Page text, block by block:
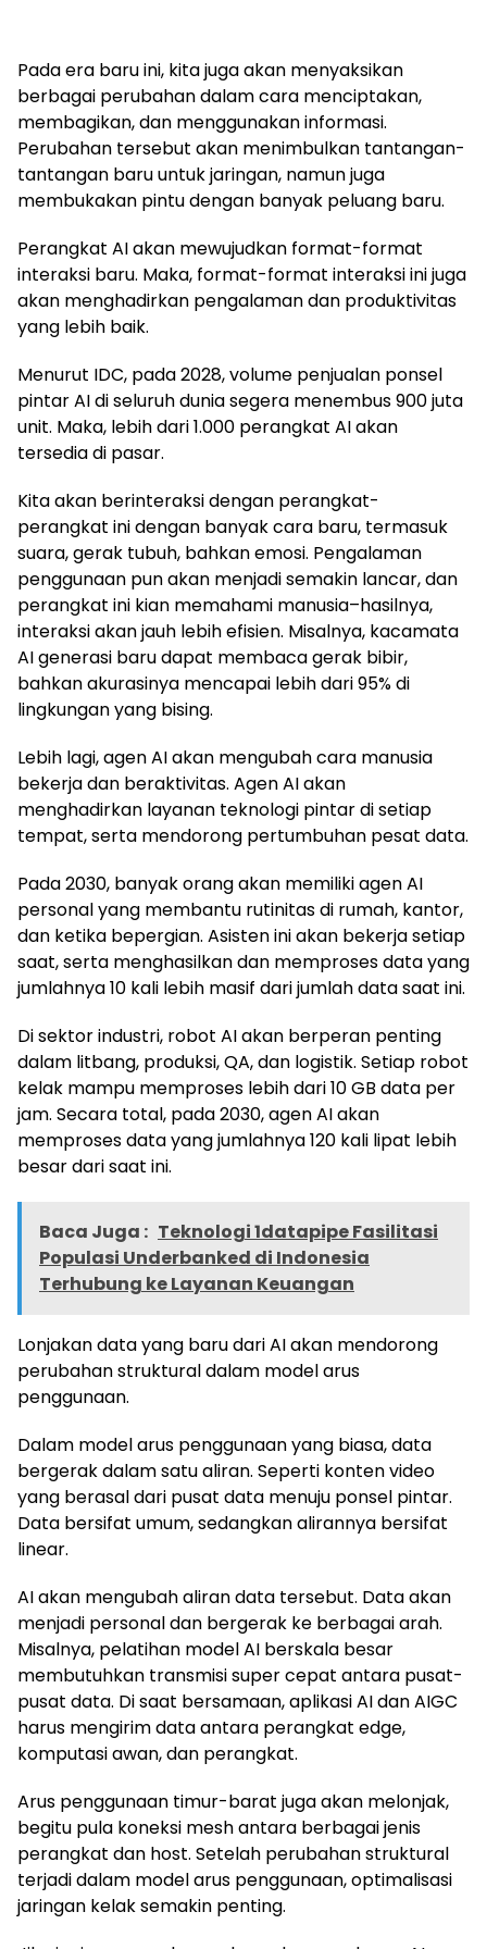
Pada era baru ini, kita juga akan menyaksikan
berbagai perubahan dalam cara menciptakan,
membagikan, dan menggunakan informasi.
Perubahan tersebut akan menimbulkan tantangan-
tantangan baru untuk jaringan, namun juga
membukakan pintu dengan banyak peluang baru.
Perangkat AI akan mewujudkan format-format
interaksi baru. Maka, format-format interaksi ini juga
akan menghadirkan pengalaman dan produktivitas
yang lebih baik.
Menurut IDC, pada 2028, volume penjualan ponsel
pintar AI di seluruh dunia segera menembus 900 juta
unit. Maka, lebih dari 1.000 perangkat AI akan
tersedia di pasar.
Kita akan berinteraksi dengan perangkat-
perangkat ini dengan banyak cara baru, termasuk
suara, gerak tubuh, bahkan emosi. Pengalaman
penggunaan pun akan menjadi semakin lancar, dan
perangkat ini kian memahami manusia–hasilnya,
interaksi akan jauh lebih efisien. Misalnya, kacamata
AI generasi baru dapat membaca gerak bibir,
bahkan akurasinya mencapai lebih dari 95% di
lingkungan yang bising.
Lebih lagi, agen AI akan mengubah cara manusia
bekerja dan beraktivitas. Agen AI akan
menghadirkan layanan teknologi pintar di setiap
tempat, serta mendorong pertumbuhan pesat data.
Pada 2030, banyak orang akan memiliki agen AI
personal yang membantu rutinitas di rumah, kantor,
dan ketika bepergian. Asisten ini akan bekerja setiap
saat, serta menghasilkan dan memproses data yang
jumlahnya 10 kali lebih masif dari jumlah data saat ini.
Di sektor industri, robot AI akan berperan penting
dalam litbang, produksi, QA, dan logistik. Setiap robot
kelak mampu memproses lebih dari 10 GB data per
jam. Secara total, pada 2030, agen AI akan
memproses data yang jumlahnya 120 kali lipat lebih
besar dari saat ini.
Baca Juga : Teknologi 1datapipe Fasilitasi
Populasi Underbanked di Indonesia
Terhubung ke Layanan Keuangan
Lonjakan data yang baru dari AI akan mendorong
perubahan struktural dalam model arus
penggunaan.
Dalam model arus penggunaan yang biasa, data
bergerak dalam satu aliran. Seperti konten video
yang berasal dari pusat data menuju ponsel pintar.
Data bersifat umum, sedangkan alirannya bersifat
linear.
AI akan mengubah aliran data tersebut. Data akan
menjadi personal dan bergerak ke berbagai arah.
Misalnya, pelatihan model AI berskala besar
membutuhkan transmisi super cepat antara pusat-
pusat data. Di saat bersamaan, aplikasi AI dan AIGC
harus mengirim data antara perangkat edge,
komputasi awan, dan perangkat.
Arus penggunaan timur-barat juga akan melonjak,
begitu pula koneksi mesh antara berbagai jenis
perangkat dan host. Setelah perubahan struktural
terjadi dalam model arus penggunaan, optimalisasi
jaringan kelak semakin penting.